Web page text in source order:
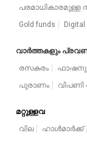
പരമാധികാരമുള്ള
Gold funds
Digital
വാർത്തകളും
രസകരം
ഫാഷനും
പുരാണം
വിപണി
മറ്റുള്ളവ
വില
ഹാൾമാർക്ക്